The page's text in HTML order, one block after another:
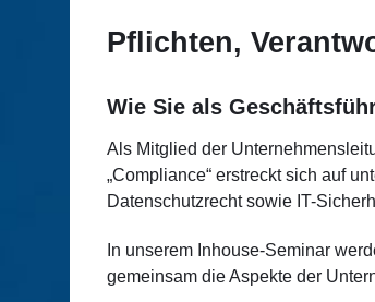
Pflichten,
Wie Sie als
Als Mitglied der
„Compliance“ erstreckt sich auf
Datenschutzrecht sowie IT-
In unserem Inhouse-Seminar
gemeinsam die Aspekte der